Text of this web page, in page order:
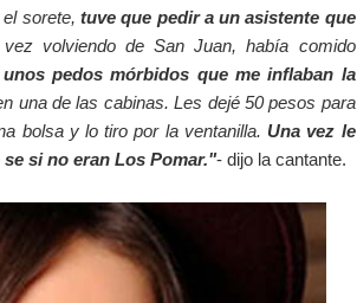
sorete, tuve que pedir a un asistente que
volviendo de San Juan, había comido
pedos mórbidos que me inflaban la
una de las cabinas. Les dejé 50 pesos para
bolsa y lo tiro por la ventanilla. Una vez le
si no eran Los Pomar."- dijo la cantante.